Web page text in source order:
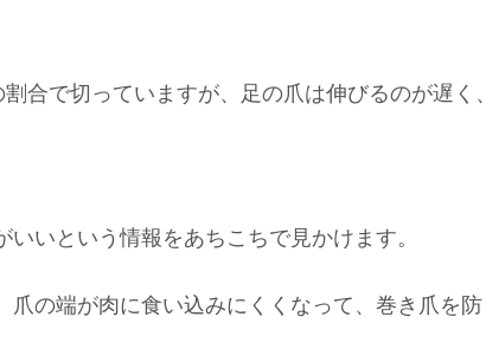
合で切っていますが、足の爪は伸びるのが遅く、
いという情報をあちこちで見かけます。
爪の端が肉に食い込みにくくなって、巻き爪を防